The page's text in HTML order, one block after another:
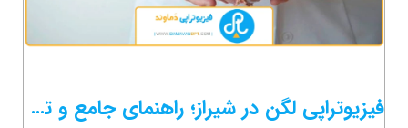
فیزیوتراپی لگن در شیراز؛ راهنمای جامع و تخصصی